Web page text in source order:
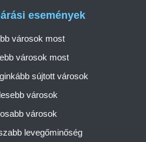
események
városok most
városok most
sújtott városok
városok
városok
levegőminőség